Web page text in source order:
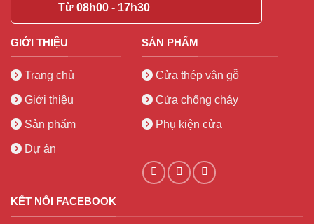
Từ 08h00 - 17h30
GIỚI THIỆU
Trang chủ
Giới thiệu
Sản phẩm
Dự án
SẢN PHẨM
Cửa thép vân gỗ
Cửa chống cháy
Phụ kiện cửa
KẾT NỐI FACEBOOK